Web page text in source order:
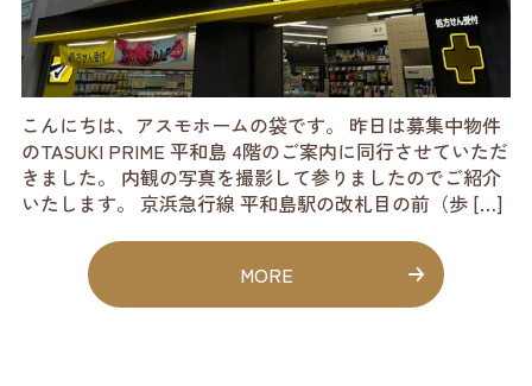
こんにちは、アスモホームの袋です。 昨日は募集中物件
のTASUKI PRIME 平和島 4階のご案内に同行させていただ
きました。 内観の写真を撮影して参りましたのでご紹介
いたします。 京浜急行線 平和島駅の改札目の前（歩 […]
MORE